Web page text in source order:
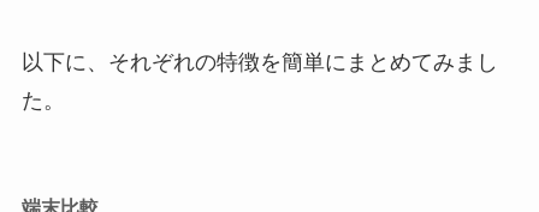
以下に、それぞれの特徴を簡単にまとめてみまし
た。
端末比較